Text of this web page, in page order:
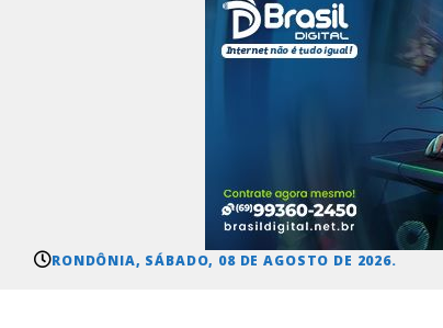
RONDÔNIA, SÁBADO, 08 DE AGOSTO DE 2026.